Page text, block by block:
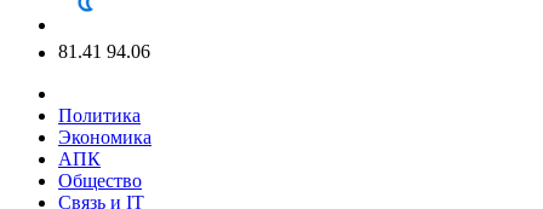
81.41 94.06
Политика
Экономика
АПК
Общество
Связь и IT